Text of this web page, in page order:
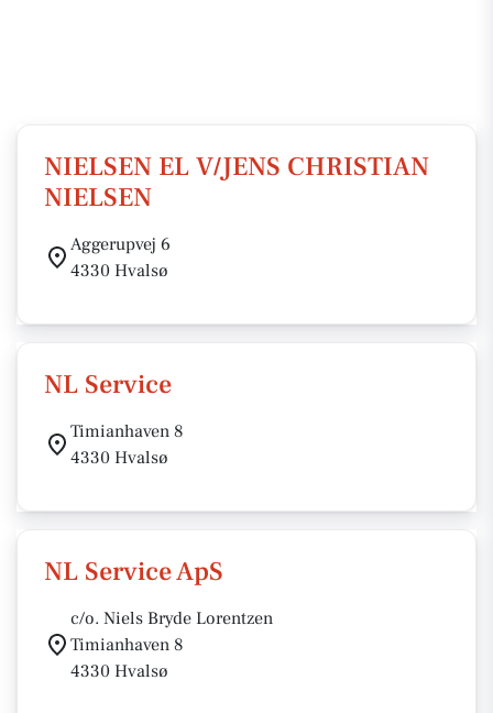
NIELSEN EL V/JENS CHRISTIAN
NIELSEN
Aggerupvej 6
4330 Hvalsø
NL Service
Timianhaven 8
4330 Hvalsø
NL Service ApS
c/o. Niels Bryde Lorentzen
Timianhaven 8
4330 Hvalsø